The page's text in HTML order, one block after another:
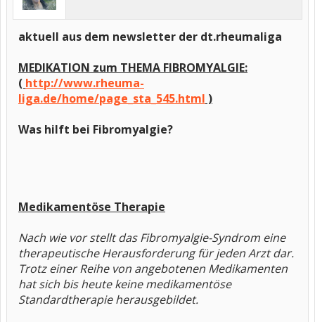
aktuell aus dem newsletter der dt.rheumaliga
MEDIKATION zum THEMA FIBROMYALGIE:
( http://www.rheuma-
liga.de/home/page_sta_545.html )
Was hilft bei Fibromyalgie?
Medikamentöse Therapie
Nach wie vor stellt das Fibromyalgie-Syndrom eine
therapeutische Herausforderung für jeden Arzt dar.
Trotz einer Reihe von angebotenen Medikamenten
hat sich bis heute keine medikamentöse
Standardtherapie herausgebildet.